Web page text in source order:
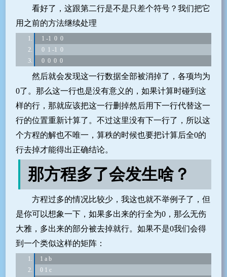
看好了，这跟第二行是不是只差个符号？我们把它
用之前的方法继续处理
1 -1  0  0
0  1 -1  0
0  0  0  0
然后就会发现这一行数据全部被消掉了，各项均为
0了。那么这一行也是没有意义的，如果计算时碰到这
样的行，那就应该把这一行删掉然后用下一行代替这一
行的位置重新计算了。不过这里没有下一行了，所以这
个方程的解也不唯一，算秩的时候也要把计算后全0的
行去掉才能得出正确结论。
那方程多了会发生啥？
方程过多的情况比较少，我这也就不举例子了，但
是你可以想象一下，如果多出来的行全为0，那么无伤
大雅，多出来的部分被去掉就行。如果不是0我们会得
到一个类似这样的矩阵：
1 a b
0 1 c